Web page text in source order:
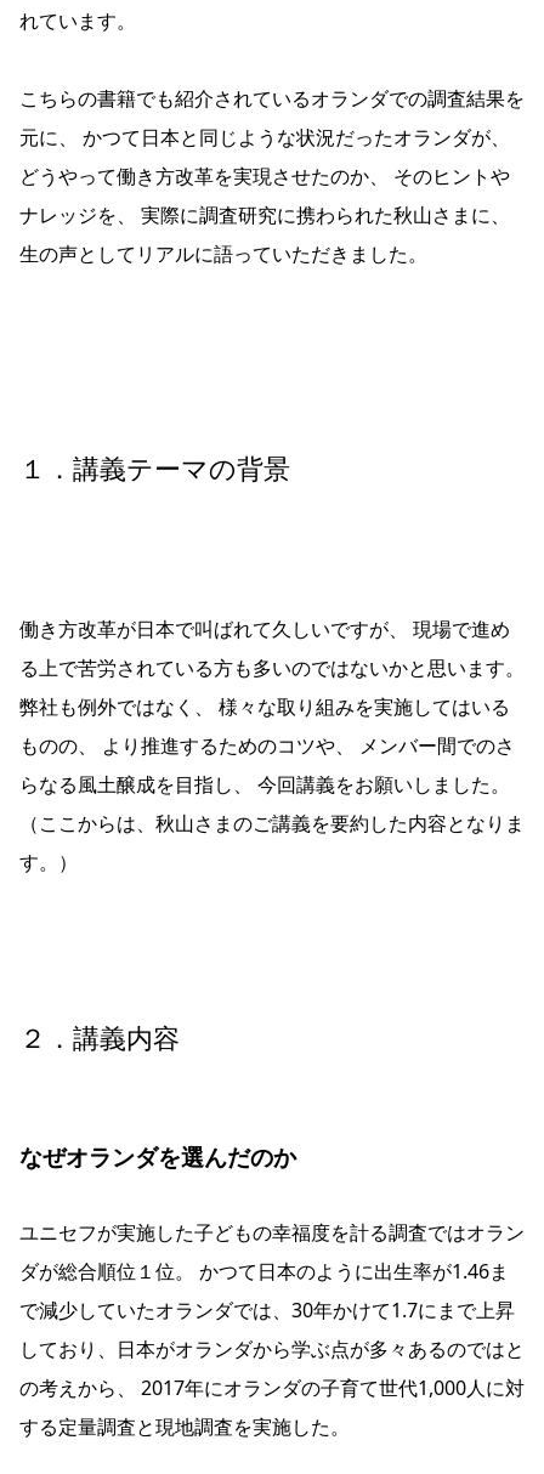
れています。
こちらの書籍でも紹介されているオランダでの調査結果を
元に、 かつて日本と同じような状況だったオランダが、
どうやって働き方改革を実現させたのか、 そのヒントや
ナレッジを、 実際に調査研究に携わられた秋山さまに、
生の声としてリアルに語っていただきました。
１．講義テーマの背景
働き方改革が日本で叫ばれて久しいですが、 現場で進め
る上で苦労されている方も多いのではないかと思います。
弊社も例外ではなく、 様々な取り組みを実施してはいる
ものの、 より推進するためのコツや、 メンバー間でのさ
らなる風土醸成を目指し、 今回講義をお願いしました。
（ここからは、秋山さまのご講義を要約した内容となりま
す。）
２．講義内容
なぜオランダを選んだのか
ユニセフが実施した子どもの幸福度を計る調査ではオラン
ダが総合順位１位。 かつて日本のように出生率が1.46ま
で減少していたオランダでは、30年かけて1.7にまで上昇
しており、日本がオランダから学ぶ点が多々あるのではと
の考えから、 2017年にオランダの子育て世代1,000人に対
する定量調査と現地調査を実施した。